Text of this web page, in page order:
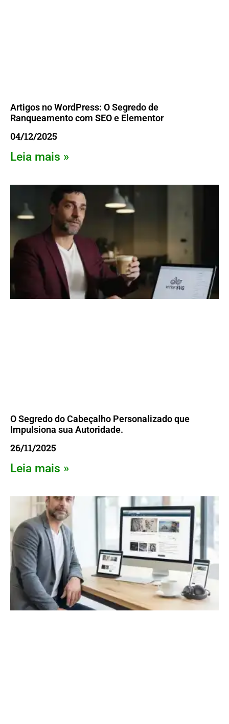
Artigos no WordPress: O Segredo de
Ranqueamento com SEO e Elementor
04/12/2025
Leia mais »
O Segredo do Cabeçalho Personalizado que
Impulsiona sua Autoridade.
26/11/2025
Leia mais »